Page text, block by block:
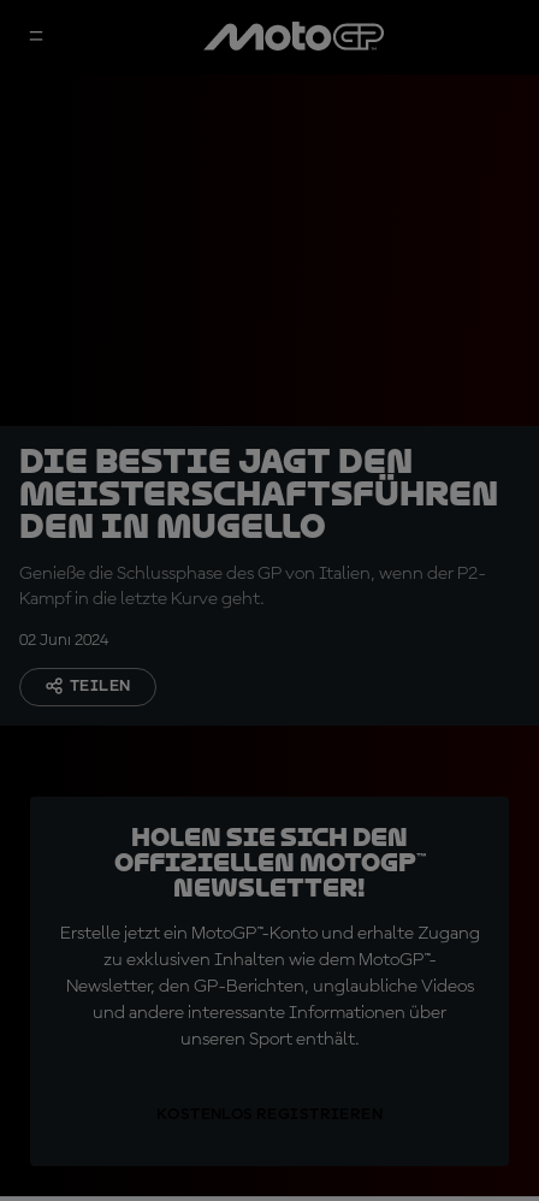
Die Bestie jagt den
Meisterschaftsführen
den in Mugello
Genieße die Schlussphase des GP von Italien, wenn der P2-
Kampf in die letzte Kurve geht.
02 Juni 2024
TEILEN
Holen Sie sich den
offiziellen MotoGP™
Newsletter!
Erstelle jetzt ein MotoGP™-Konto und erhalte Zugang
zu exklusiven Inhalten wie dem MotoGP™-
Newsletter, den GP-Berichten, unglaubliche Videos
und andere interessante Informationen über
unseren Sport enthält.